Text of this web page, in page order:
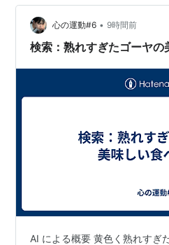
心の運動#6 • 9時間前
検索：熟れすぎたゴーヤの
AI による概要 黄色く熟れすぎ